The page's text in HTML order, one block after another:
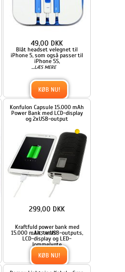
Blåt headset velegnet til
iPhone 5, som også passer til
iPhone 5S,
...LÆS MERE
49,00 DKK
KØB NU!
Konfulon Capsule 15.000 mAh
Power Bank med LCD-display
og 2xUSB-output
Kraftfuld power bank med
15.000 mAh, to USB-outputs,
LCD-display og LED-
lommelygte
...LÆS MERE
299,00 DKK
KØB NU!